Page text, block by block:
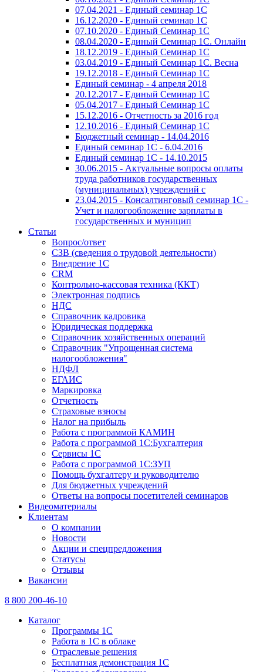
07.04.2021 - Единый семинар 1С
16.12.2020 - Единый семинар 1С
07.10.2020 - Единый Семинар 1С
08.04.2020 - Единый Семинар 1С. Онлайн
18.12.2019 - Единый Семинар 1С
03.04.2019 - Единый Семинар 1С. Весна
19.12.2018 - Единый Семинар 1С
Единый семинар - 4 апреля 2018
20.12.2017 - Единый Семинар 1С
05.04.2017 - Единый Семинар 1С
15.12.2016 - Отчетность за 2016 год
12.10.2016 - Единый Семинар 1С
Бюджетный семинар - 14.04.2016
Единый семинар 1С - 6.04.2016
Единый семинар 1С - 14.10.2015
30.06.2015 - Актуальные вопросы оплаты
труда работников государственных
(муниципальных) учреждений с
23.04.2015 - Консалтинговый семинар 1С -
Учет и налогообложение зарплаты в
государственных и муницип
Статьи
Вопрос/ответ
СЗВ (сведения о трудовой деятельности)
Внедрение 1С
CRM
Контрольно-кассовая техника (ККТ)
Электронная подпись
НДС
Справочник кадровика
Юридическая поддержка
Справочник хозяйственных операций
Справочник "Упрощенная система
налогообложения"
НДФЛ
ЕГАИС
Маркировка
Отчетность
Страховые взносы
Налог на прибыль
Работа с программой КАМИН
Работа с программой 1С:Бухгалтерия
Сервисы 1С
Работа с программой 1С:ЗУП
Помощь бухгалтеру и руководителю
Для бюджетных учреждений
Ответы на вопросы посетителей семинаров
Видеоматериалы
Клиентам
О компании
Новости
Акции и спецпредложения
Статусы
Отзывы
Вакансии
8 800 200-46-10
Каталог
Программы 1С
Работа в 1С в облаке
Отраслевые решения
Бесплатная демонстрация 1С